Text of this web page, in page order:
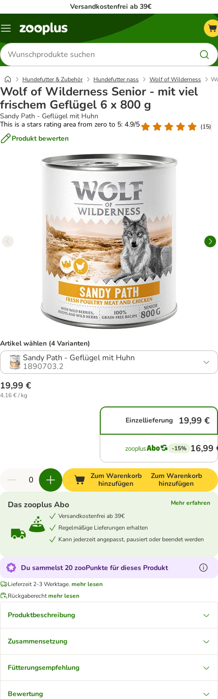
Versandkostenfrei ab 39€
Menü
Produkte
suchen
Hundefutter & Zubehör Hundefutter nass Wolf of Wilderness
Wolf of Wilderness Senior - mit viel
frischem Geflügel 6 x 800 g
Sandy Path - Geflügel mit Huhn
This is a stars rating area from zero to 5: 4.9/5
(15)
Produkt bewerten
Artikel wählen (4 Varianten)
Sandy Path - Geflügel mit Huhn
1890703.2
19,99 €
4,16 € / kg
Einzellieferung 19,99 €
-15% 16,99
Zum Warenkorb
hinzufügen
Zum Warenkorb
hinzufügen
Das zooplus Abo
Mehr erfahren
Versandkostenfrei ab 39€
Regelmäßige Lieferungen erhalten
Kann jederzeit angepasst, pausiert oder beendet werden
Du sammelst 20 zooPunkte für dieses Produkt
Lieferzeit 2-3 Werktage. mehr lesen
Rückgaberechtmehr lesen
Produktbeschreibung
Zusammensetzung
Fütterungsempfehlung
Bewertung